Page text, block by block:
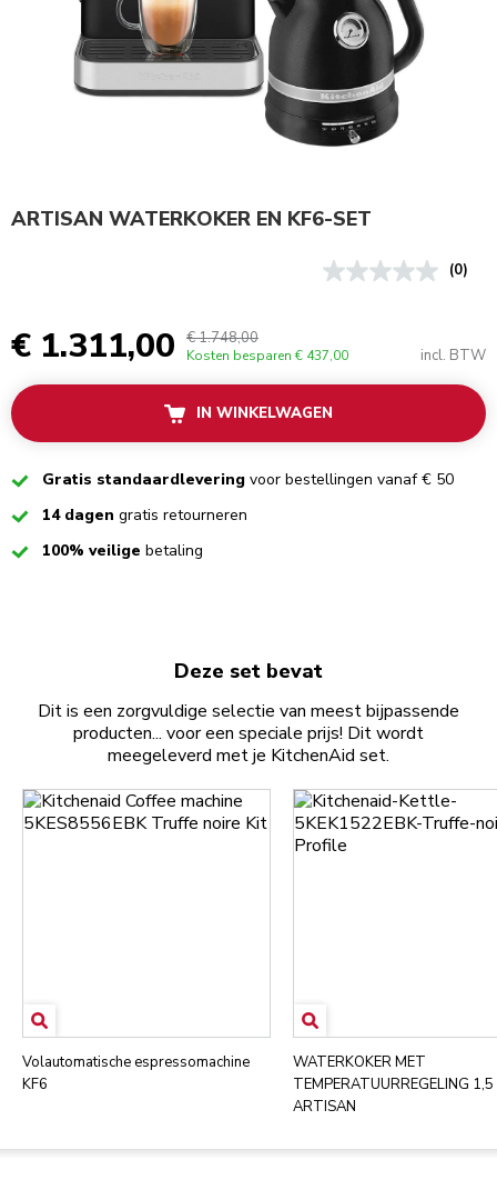
ARTISAN WATERKOKER EN KF6-SET
(0)
€ 1.311,00 € 1.748,00
Kosten besparen € 437,00 incl. BTW
IN WINKELWAGEN
CheckedGratis standaardlevering voor bestellingen vanaf € 50
Checked14 dagen gratis retourneren
Checked100% veilige betaling
Deze set bevat
Dit is een zorgvuldige selectie van meest bijpassende
producten... voor een speciale prijs! Dit wordt
meegeleverd met je KitchenAid set.
Volautomatische espressomachine
KF6
WATERKOKER MET
TEMPERATUURREGELING
ARTISAN